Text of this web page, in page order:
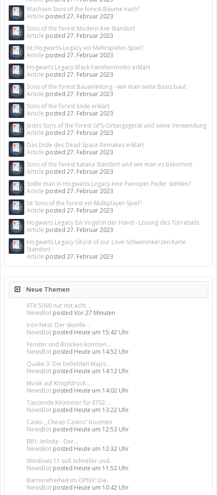
Wachsen Sons of the forest-Bäume nach?
Article posted 27. Februar 2023
Sons of the forest Modern Axe Standort
Article posted 27. Februar 2023
Ist Hogwarts-Legacy ein Mehrspieler-Spiel?
Article posted 27. Februar 2023
Hogwarts Legacy Black Familienmotto erklärt
Article posted 27. Februar 2023
Sons of the forest Bauanleitung - wie man seine Basis baut
Article posted 27. Februar 2023
Sons of the forest Ende erklärt
Article posted 27. Februar 2023
Jedes Sons of the forest GPS-Ortungsgerät und seine Verwendung
Article posted 27. Februar 2023
Das Ende des Dead Space Remakes erklärt
Article posted 27. Februar 2023
Sons of the forest katana Standort und wie man es bekommt
Article posted 27. Februar 2023
Sollte man in Hogwarts Legacy eine Fwooper-Feder stehlen?
Article posted 27. Februar 2023
Ist Sons of the forest ein Multiplayer-Spiel?
Article posted 27. Februar 2023
Hogwarts Legacy Ein Vogel in der Hand - Lösung des Türrätsels
Article posted 27. Februar 2023
Hogwarts Legacy Ghost of our Love Schwimmkerzen Karte
Standort
Article posted 27. Februar 2023
Neue Themen
RTX 5090 nur mit acht...
NewsBot posted Vor 27 Minuten
Iron Nest: Der skurille...
NewsBot posted Heute um 15:42 Uhr
Fenster und Brücken könnten...
NewsBot posted Heute um 14:52 Uhr
Quake 3: Die beliebten Maps...
NewsBot posted Heute um 14:12 Uhr
Musik auf Knopfdruck:...
NewsBot posted Heute um 14:02 Uhr
Tausende Kilometer für ETS2:...
NewsBot posted Heute um 13:22 Uhr
Casio: „Cheap Casios“ boomen
NewsBot posted Heute um 12:53 Uhr
BR1: Infinite - Der...
NewsBot posted Heute um 12:32 Uhr
Windows 11 soll schneller und...
NewsBot posted Heute um 11:52 Uhr
Barrierefreiheit im ÖPNV: Die...
NewsBot posted Heute um 10:42 Uhr